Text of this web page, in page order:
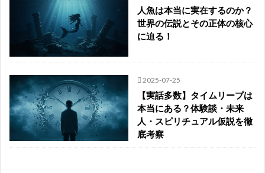
人魚は本当に実在するのか？
世界の伝説とその正体の核心
に迫る！
2025-07-25
【実話多数】タイムリープは
本当にある？体験談・未来
人・スピリチュアル仮説を徹
底考察